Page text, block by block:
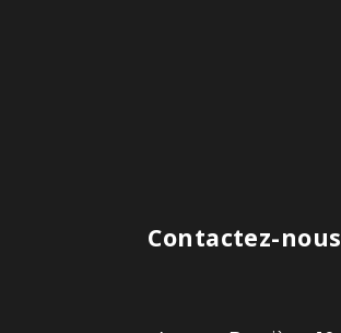
Contactez-nous